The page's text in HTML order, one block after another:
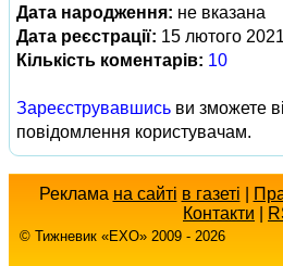
Дата народження: не вказана
Дата реєстрації: 15 лютого 2021
Кількість коментарів: 10
Зареєструвавшись ви зможете
повідомлення користувачам.
Реклама на сайті в газеті
Контакти
© Тижневик «EХO» 2009 - 2026